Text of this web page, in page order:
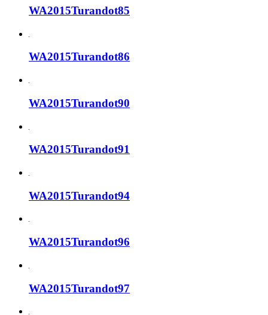
WA2015Turandot85
WA2015Turandot86
WA2015Turandot90
WA2015Turandot91
WA2015Turandot94
WA2015Turandot96
WA2015Turandot97